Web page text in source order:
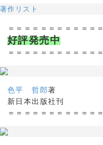
著作リスト
＝＝＝＝＝＝＝＝＝＝＝＝
好評発売中
＝＝＝＝＝＝＝＝＝＝＝＝
色平 哲郎著
新日本出版社刊
＝＝＝＝＝＝＝＝＝＝＝＝